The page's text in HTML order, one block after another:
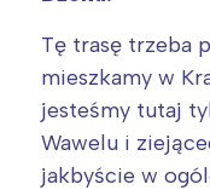
Tę trasę trzeba
mieszkamy w
jesteśmy tutaj
Wawelu i
jakbyście w